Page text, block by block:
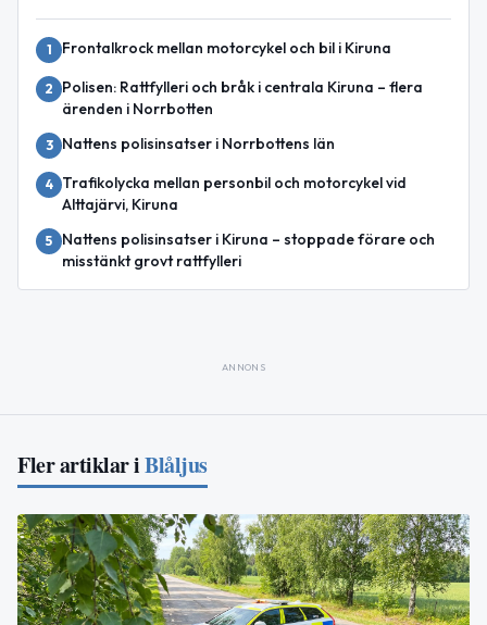
1 Frontalkrock mellan motorcykel och bil i Kiruna
2
Polisen: Rattfylleri och bråk i centrala Kiruna – flera
ärenden i Norrbotten
3 Nattens polisinsatser i Norrbottens län
4
Trafikolycka mellan personbil och motorcykel vid
Alttajärvi, Kiruna
5
Nattens polisinsatser i Kiruna – stoppade förare och
misstänkt grovt rattfylleri
ANNONS
Fler artiklar iBlåljus